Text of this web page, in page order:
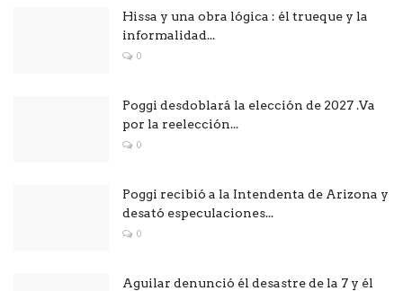
Hissa y una obra lógica : él trueque y la
informalidad...
0
Poggi desdoblará la elección de 2027 .Va
por la reelección...
0
Poggi recibió a la Intendenta de Arizona y
desató especulaciones...
0
Aguilar denunció él desastre de la 7 y él